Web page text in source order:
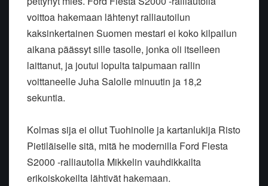
voittoa hakemaan lähtenyt ralliautoilun
kaksinkertainen Suomen mestari ei koko kilpailun
aikana päässyt sille tasolle, jonka oli itselleen
laittanut, ja joutui lopulta taipumaan rallin
voittaneelle Juha Salolle minuutin ja 18,2
sekuntia.
Kolmas sija ei ollut Tuohinolle ja kartanlukija Risto
Pietiläiselle sitä, mitä he modernilla Ford Fiesta
S2000 -ralliautolla Mikkelin vauhdikkailta
erikoiskokeilta lähtivät hakemaan.